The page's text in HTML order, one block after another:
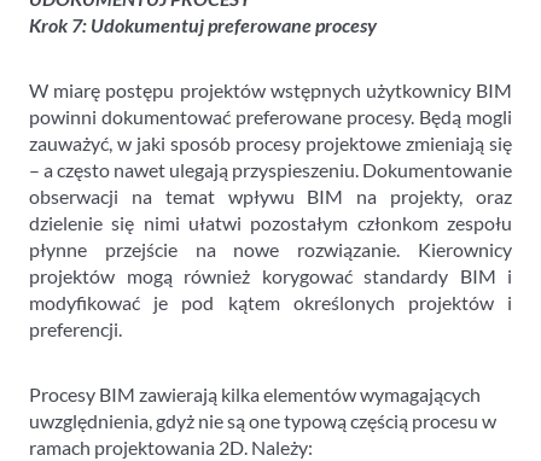
Krok 7: Udokumentuj preferowane procesy
W miarę postępu projektów wstępnych użytkownicy BIM
powinni dokumentować preferowane procesy. Będą mogli
zauważyć, w jaki sposób procesy projektowe zmieniają się
– a często nawet ulegają przyspieszeniu. Dokumentowanie
obserwacji na temat wpływu BIM na projekty, oraz
dzielenie się nimi ułatwi pozostałym członkom zespołu
płynne przejście na nowe rozwiązanie. Kierownicy
projektów mogą również korygować standardy BIM i
modyfikować je pod kątem określonych projektów i
preferencji.
Procesy BIM zawierają kilka elementów wymagających
uwzględnienia, gdyż nie są one typową częścią procesu w
ramach projektowania 2D. Należy: